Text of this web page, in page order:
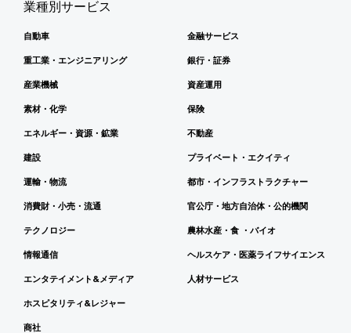
業種別サービス
自動車
重工業・エンジニアリング
産業機械
素材・化学
エネルギー・資源・鉱業
建設
運輸・物流
消費財・小売・流通
テクノロジー
情報通信
エンタテイメント&メディア
ホスピタリティ&レジャー
商社
金融サービス
銀行・証券
資産運用
保険
不動産
プライベート・エクイティ
都市・インフラストラクチャー
官公庁・地方自治体・公的機関
農林水産・食 ・バイオ
ヘルスケア・医薬ライフサイエンス
人材サービス